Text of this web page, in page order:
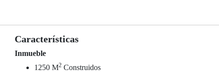
Características
Inmueble
1250 M2 Construidos